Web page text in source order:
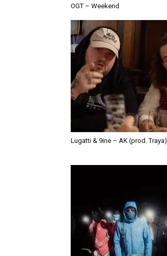
OGT – Weekend
Lugatti & 9ine – AK (prod. Traya)